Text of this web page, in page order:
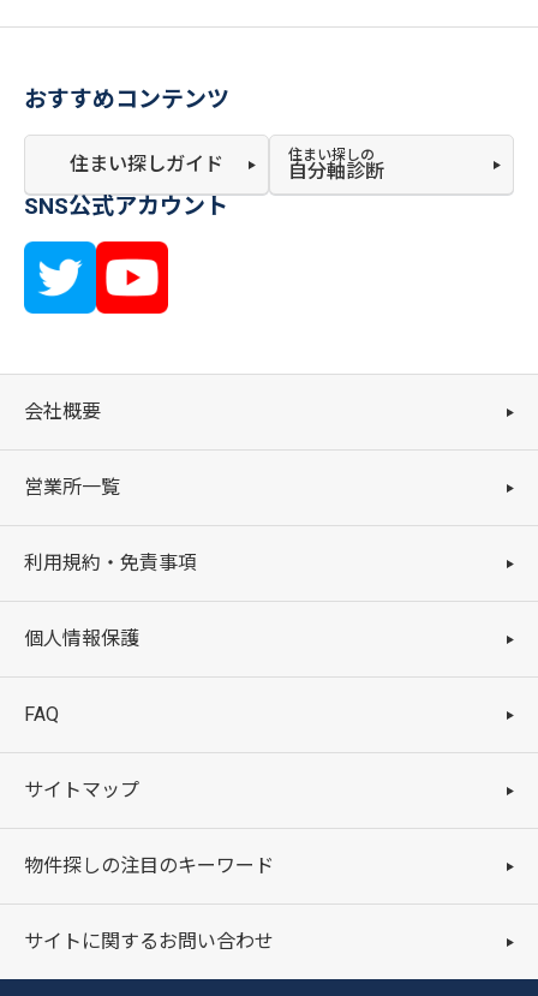
おすすめコンテンツ
住まい探しガイド 住まい探しの
自分軸診断
SNS公式アカウント
会社概要
営業所一覧
利用規約・免責事項
個人情報保護
FAQ
サイトマップ
物件探しの注目のキーワード
サイトに関するお問い合わせ